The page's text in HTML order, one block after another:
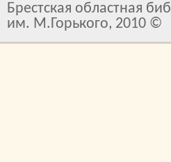
Брестская областная
им. М.Горького, 2010 ©